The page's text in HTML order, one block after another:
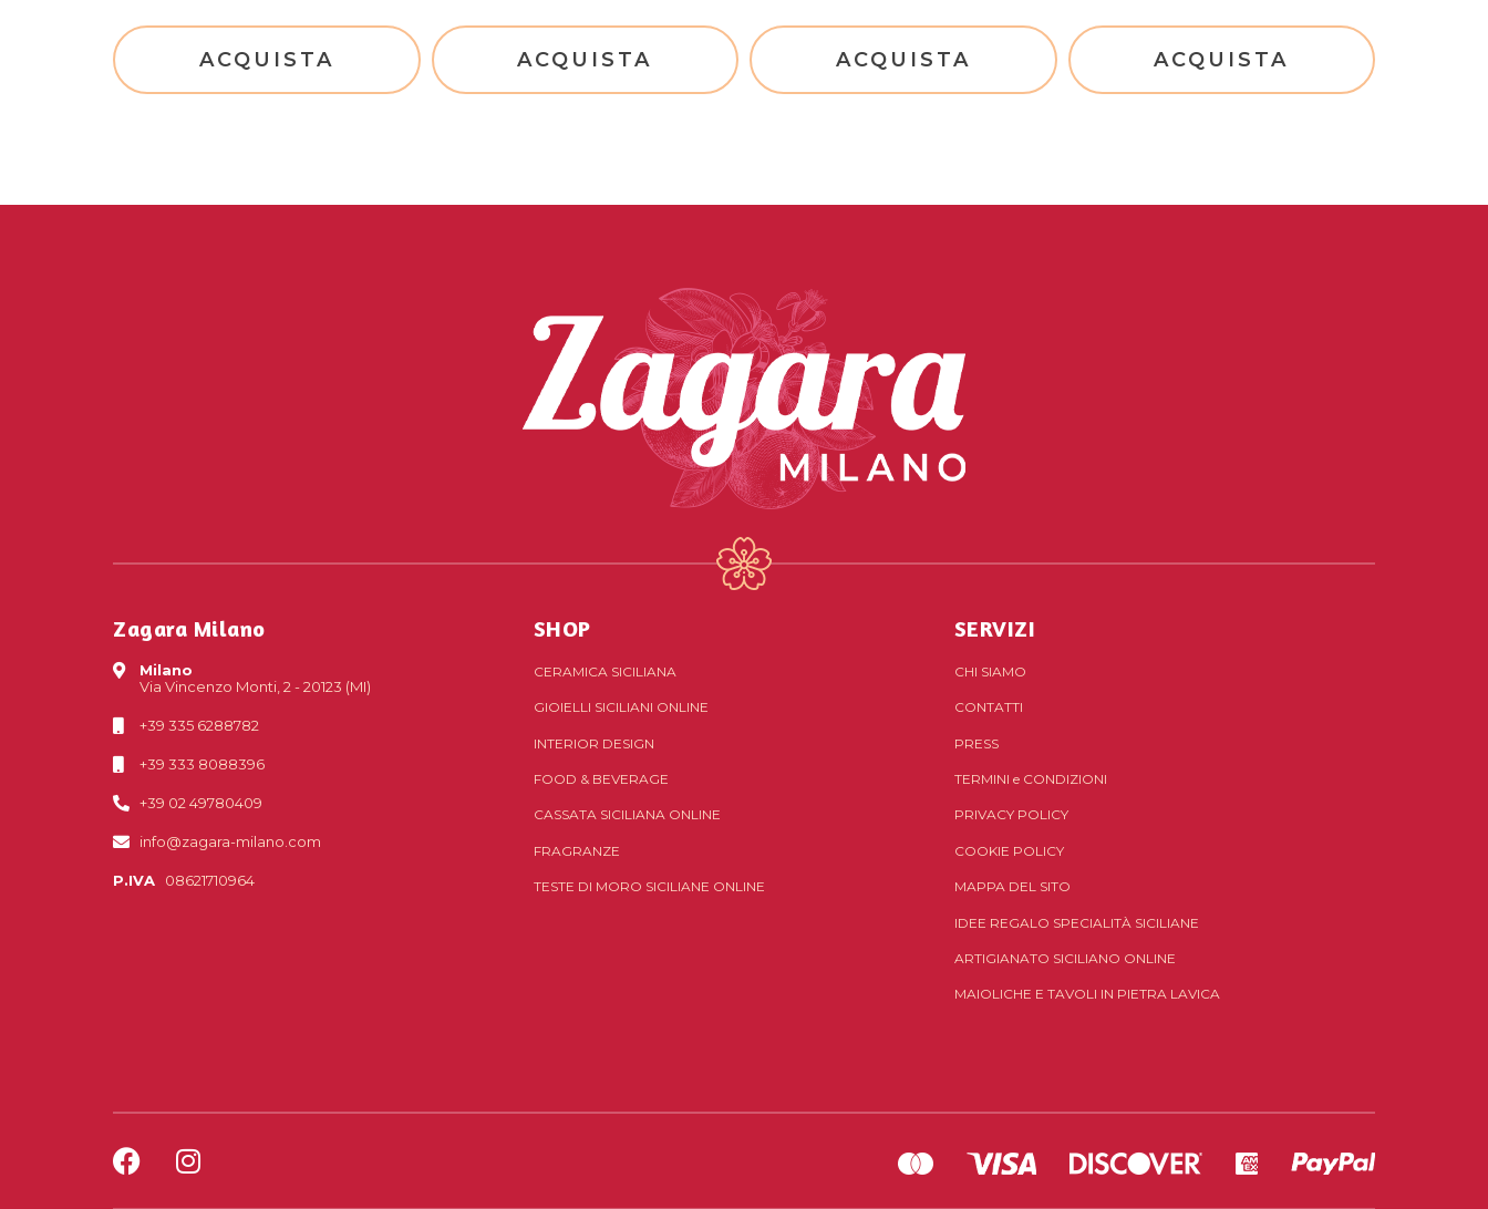
ACQUISTA ACQUISTA ACQUISTA ACQUISTA
Zagara Milano
Milano
Via Vincenzo Monti, 2 - 20123 (MI)
+39 335 6288782
+39 333 8088396
+39 02 49780409
info@zagara-milano.com
P.IVA 08621710964
SHOP
CERAMICA SICILIANA
GIOIELLI SICILIANI ONLINE
INTERIOR DESIGN
FOOD & BEVERAGE
CASSATA SICILIANA ONLINE
FRAGRANZE
TESTE DI MORO SICILIANE ONLINE
SERVIZI
CHI SIAMO
CONTATTI
PRESS
TERMINI eCONDIZIONI
PRIVACY POLICY
COOKIE POLICY
MAPPA DEL SITO
IDEE REGALO SPECIALITÀ SICILIANE
ARTIGIANATO SICILIANO ONLINE
MAIOLICHE E TAVOLI IN PIETRA LAVICA